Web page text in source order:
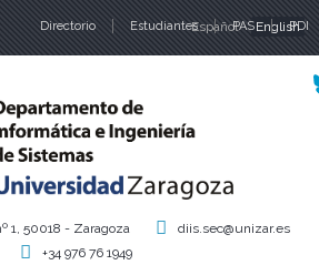
Directorio Estudiantes PAS PDI
Español English
1, 50018 - Zaragoza
diis.sec@unizar.es
+34 976 76 1949